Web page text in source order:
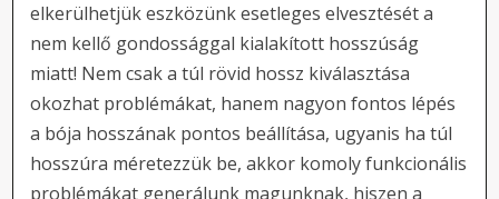
elkerülhetjük eszközünk esetleges elvesztését a
nem kellő gondossággal kialakított hosszúság
miatt! Nem csak a túl rövid hossz kiválasztása
okozhat problémákat, hanem nagyon fontos lépés
a bója hosszának pontos beállítása, ugyanis ha túl
hosszúra méretezzük be, akkor komoly funkcionális
problémákat generálunk magunknak, hiszen a